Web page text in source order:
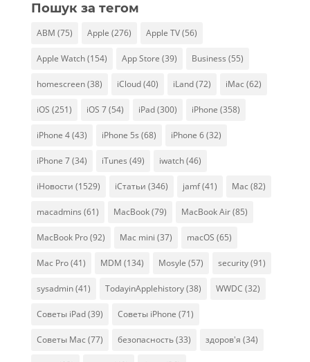
Пошук за тегом
ABM (75) Apple (276) Apple TV(56)
Apple Watch(154) App Store (39) Business (55)
homescreen(38) iCloud(40) iLand(72) iMac (62)
iOS (251) iOS 7(54) iPad(300) iPhone (358)
iPhone 4(43) iPhone 5s (68) iPhone 6(32)
iPhone 7(34) iTunes (49) iwatch(46)
iНовости (1529) iСтатьи (346) jamf(41) Mac (82)
macadmins (61) MacBook(79) MacBook Air(85)
MacBook Pro(92) Mac mini (37) macOS (65)
Mac Pro(41) MDM (134) Mosyle (57) security(91)
sysadmin(41) TodayinApplehistory(38) WWDC (32)
Советы iPad(39) Советы iPhone (71)
Советы Mac (77) безопасность(33) здоров'я (34)